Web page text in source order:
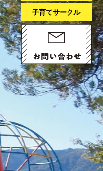
子育てサークル